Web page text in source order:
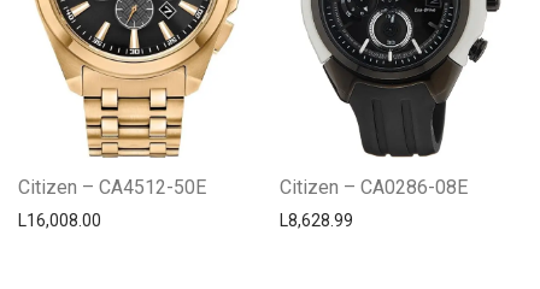
Citizen – CA4512-50E
L16,008.00
Citizen – CA0286-08E
L8,628.99